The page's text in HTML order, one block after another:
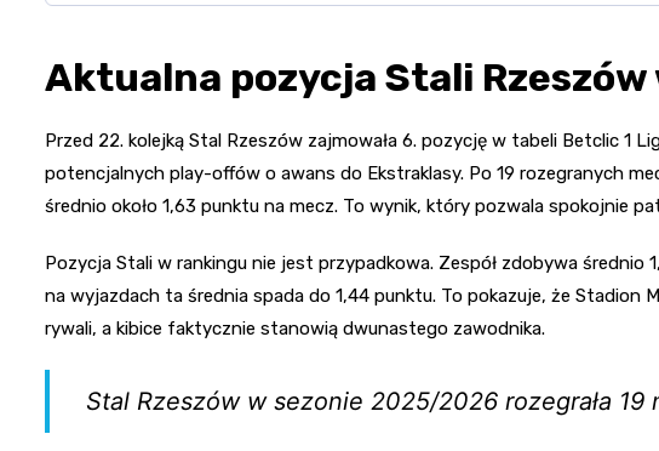
Aktualna pozycja Stali
Przed 22. kolejką Stal Rzeszów zajmowała 6. pozycję w tabeli Betclic 1
potencjalnych play-offów o awans do Ekstraklasy. Po 19 rozegranych
średnio około 1,63 punktu na mecz. To wynik, który pozwala spokojnie
Pozycja Stali w rankingu nie jest przypadkowa. Zespół zdobywa
na wyjazdach ta średnia spada do 1,44 punktu. To pokazuje, że Stadion
rywali, a kibice faktycznie stanowią dwunastego zawodnika.
Stal Rzeszów w sezonie 2025/2026 rozegrała